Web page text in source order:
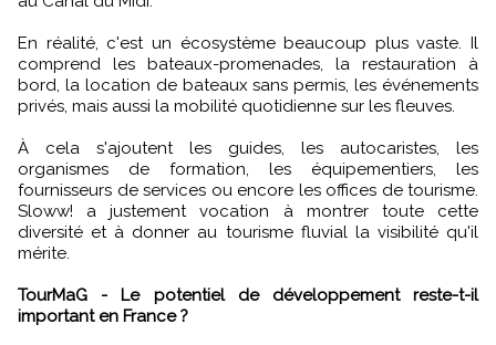
En réalité, c'est un écosystème beaucoup plus vaste. Il
comprend les bateaux-promenades, la restauration à
bord, la location de bateaux sans permis, les événements
privés, mais aussi la mobilité quotidienne sur les fleuves.
À cela s'ajoutent les guides, les autocaristes, les
organismes de formation, les équipementiers, les
fournisseurs de services ou encore les offices de tourisme.
Sloww! a justement vocation à montrer toute cette
diversité et à donner au tourisme fluvial la visibilité qu'il
mérite.
TourMaG - Le potentiel de développement reste-t-il
important en France ?